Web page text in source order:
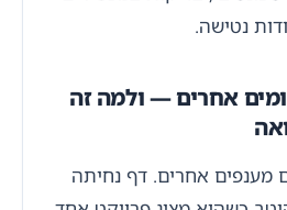
נטישה.
אחרים — ולמה זה
מענפים אחרים. דף נחיתה